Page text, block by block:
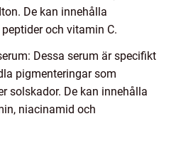
De kan innehålla
och vitamin C.
Dessa serum är specifikt
pigmenteringar som
solskador. De kan innehålla
niacinamid och